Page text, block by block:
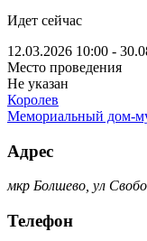
Идет сейчас
12.03.2026 10:00 -
Место проведения
Не указан
Королев
Мемориальный дом-
Адрес
мкр Болшево, ул
Телефон